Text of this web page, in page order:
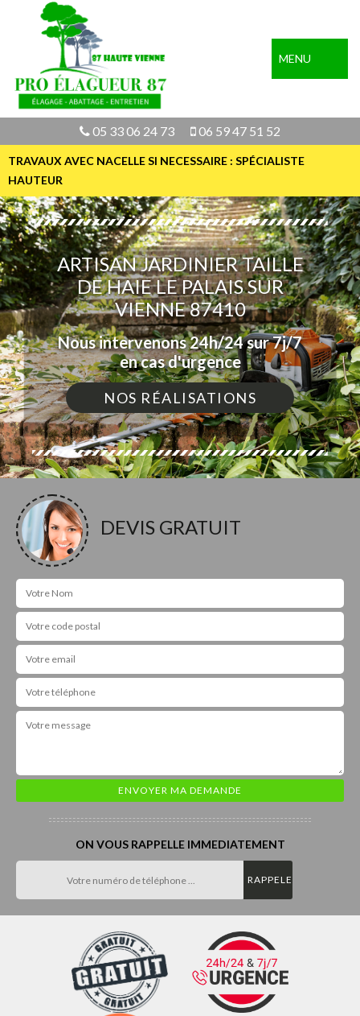
MENU
05 33 06 24 73 06 59 47 51 52
TRAVAUX AVEC NACELLE SI NECESSAIRE : SPÉCIALISTE
HAUTEUR
ARTISAN JARDINIER TAILLE
DE HAIE LE PALAIS SUR
VIENNE 87410
Nous intervenons 24h/24 sur 7j/7
en cas d'urgence
NOS RÉALISATIONS
DEVIS GRATUIT
ON VOUS RAPPELLE IMMEDIATEMENT